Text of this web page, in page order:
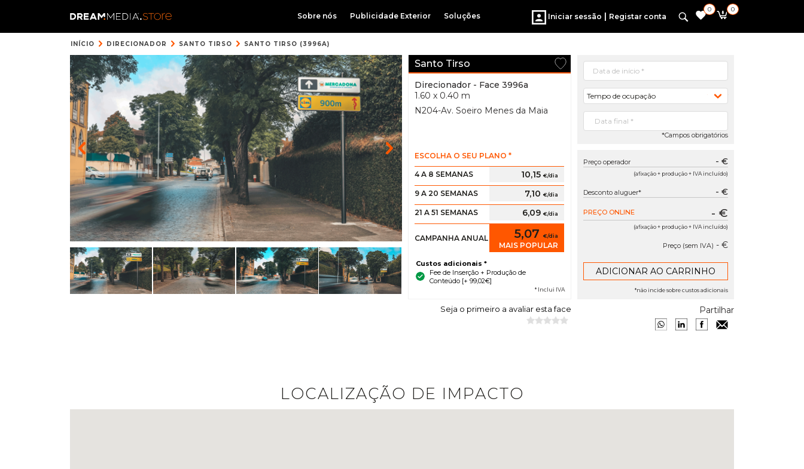
Sobre nós Publicidade Exterior Soluções Iniciar sessão | Registar conta
0 0
INÍCIO DIRECIONADOR SANTO TIRSO SANTO TIRSO (3996A)
Santo Tirso
Direcionador - Face 3996a
1.60 x 0.40 m
N204-Av. Soeiro Menes da Maia
ESCOLHA O SEU PLANO *
4 A 8 SEMANAS 10,15 €/dia
9 A 20 SEMANAS 7,10 €/dia
21 A 51 SEMANAS 6,09 €/dia
CAMPANHA ANUAL 5,07 €/dia
MAIS POPULAR
Custos adicionais *
Fee de Inserção + Produção de
Conteúdo [+ 99,02€]
* Inclui IVA
Tempo de ocupação
*Campos obrigatórios
Preço operador - €
(afixação + produção + IVA incluído)
Desconto aluguer* - €
PREÇO ONLINE - €
(afixação + produção + IVA incluído)
Preço (sem IVA) - €
*não incide sobre custos adicionais
Seja o primeiro a avaliar esta face Partilhar
LOCALIZAÇÃO DE IMPACTO